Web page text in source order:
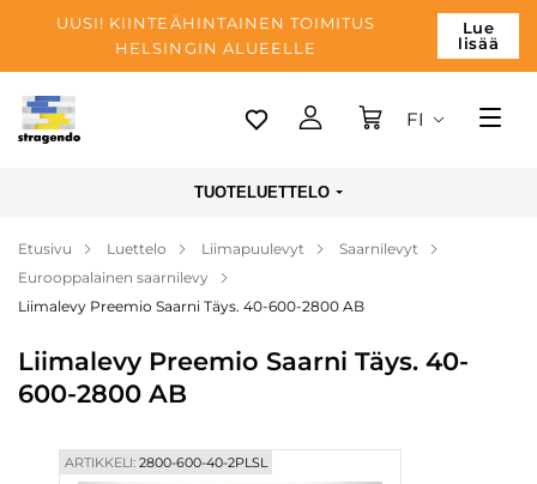
UUSI! KIINTEÄHINTAINEN TOIMITUS
HELSINGIN ALUEELLE
Lue
lisää
Tallinn
Maksu
Yrityksen
Blogi
Yhteystiedot
FI
TUOTELUETTELO
Etusivu Luettelo Liimapuulevyt
Saarnilevyt
Eurooppalainen saarnilevy
Liimalevy Preemio Saarni Täys. 40-600-2800 AB
Liimalevy Preemio Saarni Täys. 40-
600-2800 AB
ARTIKKELI:2800-600-40-2PLSL